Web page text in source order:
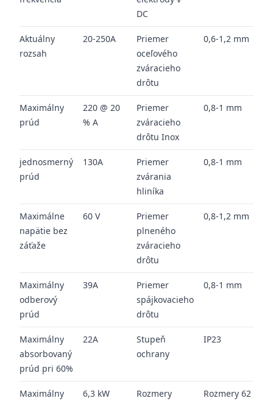
DC
Aktuálny
rozsah
20-250A
Priemer
oceľového
zváracieho
drôtu
0,6-1,2 mm
Maximálny
prúd
220 @ 20
% A
Priemer
zváracieho
drôtu Inox
0,8-1 mm
jednosmerný
prúd
130A
Priemer
zvárania
hliníka
0,8-1 mm
Maximálne
napätie bez
záťaže
60 V
Priemer
plneného
zváracieho
drôtu
0,8-1,2 mm
Maximálny
odberový
prúd
39A
Priemer
spájkovacieho
drôtu
0,8-1 mm
Maximálny
absorbovaný
prúd pri 60%
22A
Stupeň
ochrany
IP23
Maximálny
6,3 kW Rozmery
Rozmery 62